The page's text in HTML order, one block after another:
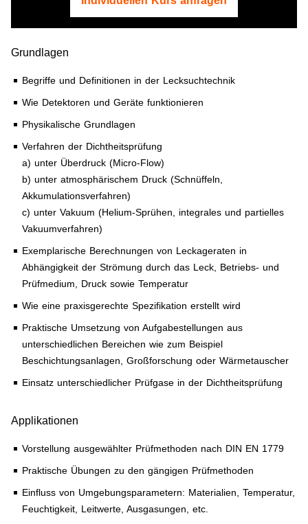
Grundlagen
Begriffe und Definitionen in der Lecksuchtechnik
Wie Detektoren und Geräte funktionieren
Physikalische Grundlagen
Verfahren der Dichtheitsprüfung
a) unter Überdruck (Micro-Flow)
b) unter atmosphärischem Druck (Schnüffeln,
Akkumulationsverfahren)
c) unter Vakuum (Helium-Sprühen, integrales und partielles
Vakuumverfahren)
Exemplarische Berechnungen von Leckageraten in
Abhängigkeit der Strömung durch das Leck, Betriebs- und
Prüfmedium, Druck sowie Temperatur
Wie eine praxisgerechte Spezifikation erstellt wird
Praktische Umsetzung von Aufgabestellungen aus
unterschiedlichen Bereichen wie zum Beispiel
Beschichtungsanlagen, Großforschung oder Wärmetauscher
Einsatz unterschiedlicher Prüfgase in der Dichtheitsprüfung
Applikationen
Vorstellung ausgewählter Prüfmethoden nach DIN EN 1779
Praktische Übungen zu den gängigen Prüfmethoden
Einfluss von Umgebungsparametern: Materialien, Temperatur,
Feuchtigkeit, Leitwerte, Ausgasungen, etc.